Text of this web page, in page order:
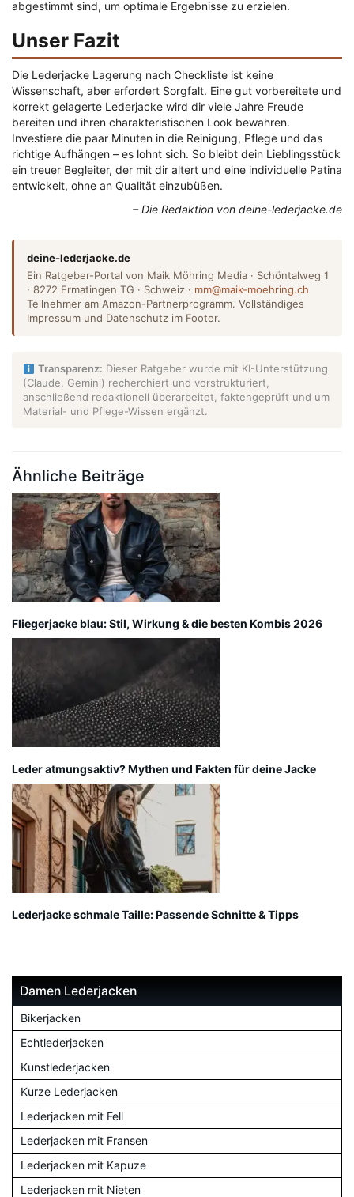
abgestimmt sind, um optimale Ergebnisse zu erzielen.
Unser Fazit
Die Lederjacke Lagerung nach Checkliste ist keine
Wissenschaft, aber erfordert Sorgfalt. Eine gut vorbereitete und
korrekt gelagerte Lederjacke wird dir viele Jahre Freude
bereiten und ihren charakteristischen Look bewahren.
Investiere die paar Minuten in die Reinigung, Pflege und das
richtige Aufhängen – es lohnt sich. So bleibt dein Lieblingsstück
ein treuer Begleiter, der mit dir altert und eine individuelle Patina
entwickelt, ohne an Qualität einzubüßen.
– Die Redaktion von deine-lederjacke.de
deine-lederjacke.de
Ein Ratgeber-Portal von Maik Möhring Media · Schöntalweg 1
· 8272 Ermatingen TG · Schweiz · mm@maik-moehring.ch
Teilnehmer am Amazon-Partnerprogramm. Vollständiges
Impressum und Datenschutz im Footer.
Transparenz: Dieser Ratgeber wurde mit KI-Unterstützung
(Claude, Gemini) recherchiert und vorstrukturiert,
anschließend redaktionell überarbeitet, faktengeprüft und um
Material- und Pflege-Wissen ergänzt.
Ähnliche Beiträge
Fliegerjacke blau: Stil, Wirkung & die besten Kombis 2026
Leder atmungsaktiv? Mythen und Fakten für deine Jacke
Lederjacke schmale Taille: Passende Schnitte & Tipps
Damen Lederjacken
Bikerjacken
Echtlederjacken
Kunstlederjacken
Kurze Lederjacken
Lederjacken mit Fell
Lederjacken mit Fransen
Lederjacken mit Kapuze
Lederjacken mit Nieten